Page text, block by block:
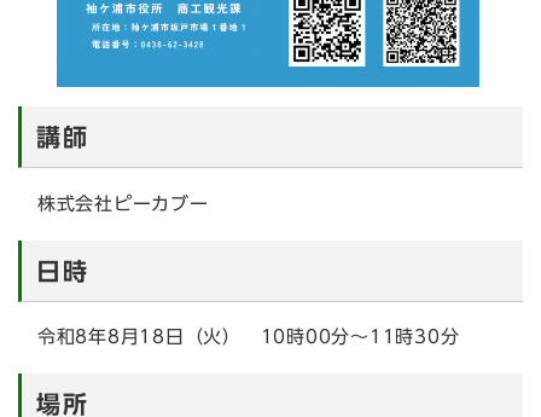
講師
株式会社ピーカブー
日時
令和8年8月18日（火） 10時00分～11時30分
場所